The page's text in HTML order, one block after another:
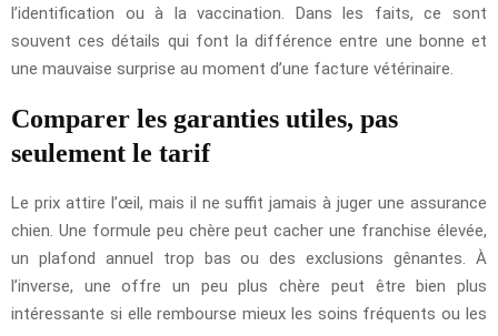
l’identification ou à la vaccination. Dans les faits, ce sont
souvent ces détails qui font la différence entre une bonne et
une mauvaise surprise au moment d’une facture vétérinaire.
Comparer les garanties utiles, pas
seulement le tarif
Le prix attire l’œil, mais il ne suffit jamais à juger une assurance
chien. Une formule peu chère peut cacher une franchise élevée,
un plafond annuel trop bas ou des exclusions gênantes. À
l’inverse, une offre un peu plus chère peut être bien plus
intéressante si elle rembourse mieux les soins fréquents ou les